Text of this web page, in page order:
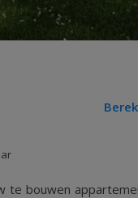
te bouwen